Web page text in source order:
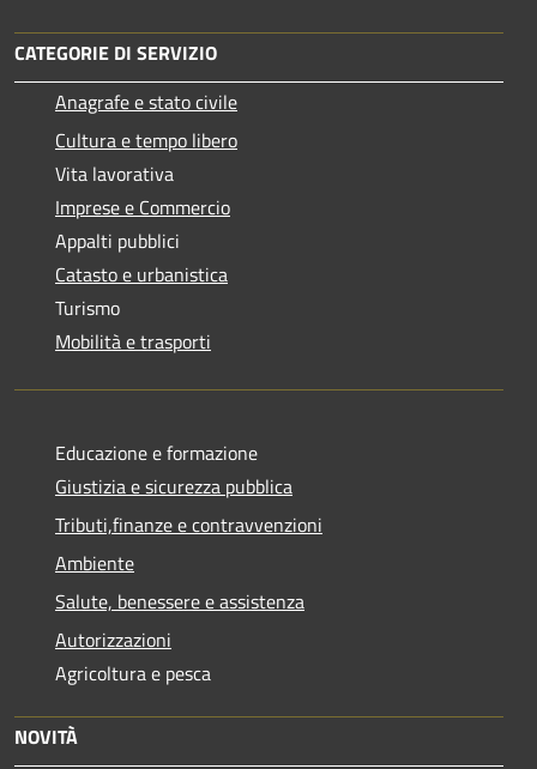
CATEGORIE DI SERVIZIO
Anagrafe e stato civile
Cultura e tempo libero
Vita lavorativa
Imprese e Commercio
Appalti pubblici
Catasto e urbanistica
Turismo
Mobilità e trasporti
Educazione e formazione
Giustizia e sicurezza pubblica
Tributi,finanze e contravvenzioni
Ambiente
Salute, benessere e assistenza
Autorizzazioni
Agricoltura e pesca
NOVITÀ